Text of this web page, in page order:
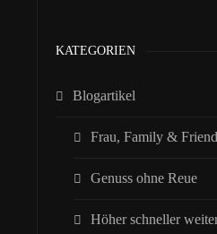
KATEGORIEN
Blogartikel
Frau, Family &
Genuss ohne Reue
Höher schneller